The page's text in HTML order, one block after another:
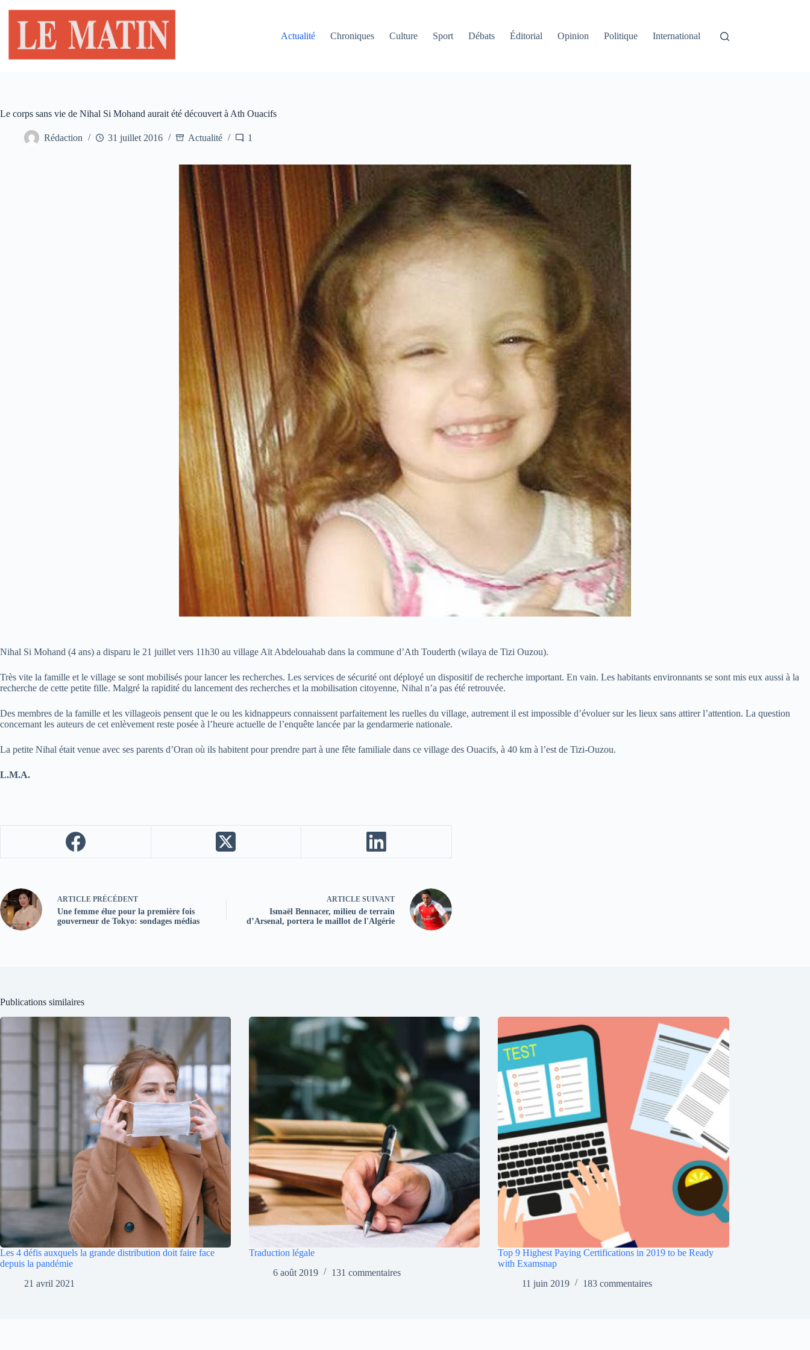
contenu
Actualité
Chroniques Culture Sport Débats Éditorial Opinion Politique International
Le corps sans vie de Nihal Si Mohand aurait été découvert à Ath Ouacifs
Rédaction 31 juillet 2016 Actualité 1
Nihal Si Mohand (4 ans) a disparu le 21 juillet vers 11h30 au village Aït Abdelouahab dans la commune d’Ath Touderth (wilaya de Tizi Ouzou).
Très vite la famille et le village se sont mobilisés pour lancer les recherches. Les services de sécurité ont déployé un dispositif de recherche important. En vain. Les habitants environnants se sont mis eux aussi à la
recherche de cette petite fille. Malgré la rapidité du lancement des recherches et la mobilisation citoyenne, Nihal n’a pas été retrouvée.
Des membres de la famille et les villageois pensent que le ou les kidnappeurs connaissent parfaitement les ruelles du village, autrement il est impossible d’évoluer sur les lieux sans attirer l’attention. La question
concernant les auteurs de cet enlèvement reste posée à l’heure actuelle de l’enquête lancée par la gendarmerie nationale.
La petite Nihal était venue avec ses parents d’Oran où ils habitent pour prendre part à une fête familiale dans ce village des Ouacifs, à 40 km à l’est de Tizi-Ouzou.
L.M.A.
ARTICLE PRÉCÉDENT
Une femme élue pour la première fois
gouverneur de Tokyo: sondages médias
ARTICLE SUIVANT
Ismaël Bennacer, milieu de terrain
d’Arsenal, portera le maillot de l'Algérie
Publications similaires
Les 4 défis auxquels la grande distribution doit faire face
depuis la pandémie
21 avril 2021
Traduction légale
6 août 2019
131 commentaires
Top 9 Highest Paying Certifications in 2019 to be Ready
with Examsnap
11 juin 2019
183 commentaires